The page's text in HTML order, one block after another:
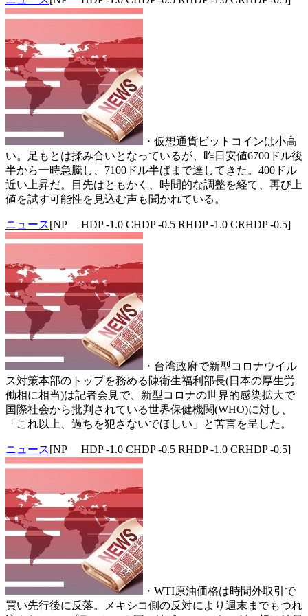
・仮想通貨ビットコインは小高
い。足もとは揉み合いとなっているが、昨日安値6700ドル後
半から一時急騰し、7100ドル半ばまで達してきた。400ドル
近い上昇だ。目先はともかく、時間的な調整を経て、再び上
値を試す可能性を見込む声も聞かれている。
ニュース[NP HDP -1.0 CHDP -0.5 RHDP -1.0 CRHDP -0.5]
・台湾政府で新型コロナウイル
ス対策本部のトップを務める陳衛生福利部長(日本の厚生労
働相に相当)は記者会見で、新型コロナの世界的感染拡大で
国際社会から批判されている世界保健機関(WHO)に対し、
「これ以上、過ちを犯さないでほしい」と苦言を呈した。
ニュース[NP HDP -1.0 CHDP -0.5 RHDP -1.0 CRHDP -0.5]
・WTI原油価格は時間外取引で
買い先行後に反落。メキシコ側の反対により週末までもつれ